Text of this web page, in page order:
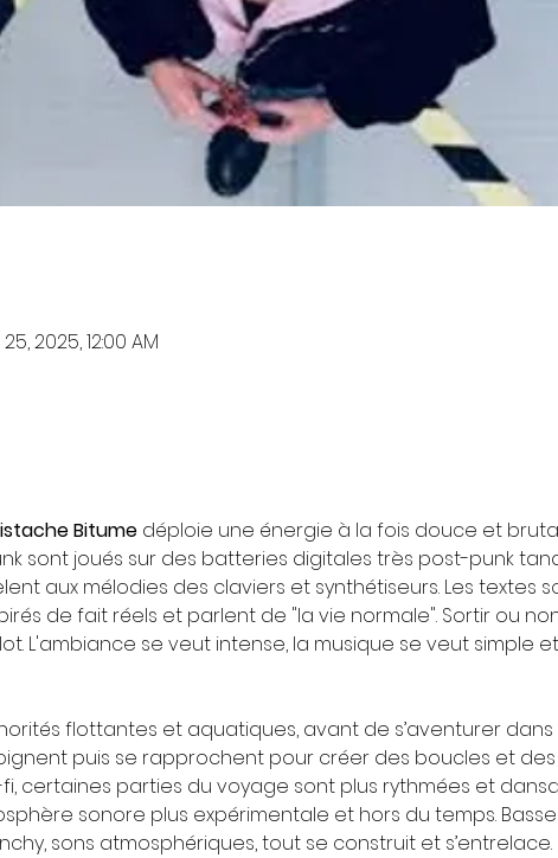
2025, 12:00 AM
Bitume déploie une énergie à la fois douce et
sont joués sur des batteries digitales très post-punk
aux mélodies des claviers et synthétiseurs. Les textes
de fait réels et parlent de "la vie normale". Sortir ou
L'ambiance se veut intense, la musique se veut simple
flottantes et aquatiques, avant de s’aventurer
puis se rapprochent pour créer des boucles et des
certaines parties du voyage sont plus rythmées et
sonore plus expérimentale et hors du temps.
sons atmosphériques, tout se construit et s’entrelace.